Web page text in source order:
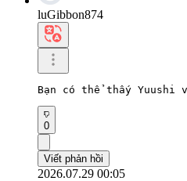
luGibbon874
Bạn có thể thấy Yuushi
0
Viết phản hồi
2026.07.29 00:05